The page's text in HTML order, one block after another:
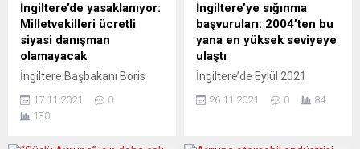
İngiltere’de yasaklanıyor:
Milletvekilleri ücretli
siyasi danışman
olamayacak
İngiltere Başbakanı Boris
Muhafazakâr Partiye
yönelik tepkilerin ardından
17.11.2021
0
130
İngiltere’ye sığınma
başvuruları: 2004’ten bu
yana en yüksek seviyeye
ulaştı
İngiltere’de Eylül 2021
dönemde 37 bin 562
26.11.2021 0 84